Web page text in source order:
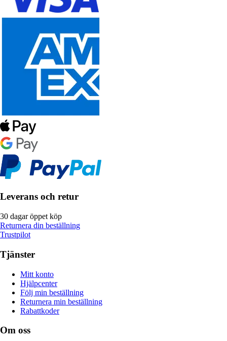
Leverans och retur
30 dagar öppet köp
Returnera din beställning
Trustpilot
Tjänster
Mitt konto
Hjälpcenter
Följ min beställning
Returnera min beställning
Rabattkoder
Om oss